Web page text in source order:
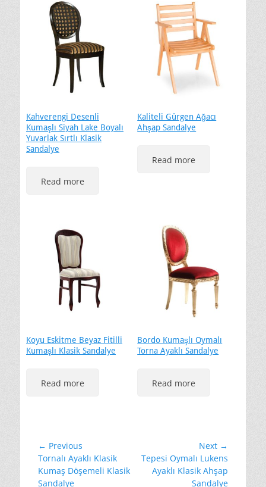
Kahverengi Desenli
Kumaşlı Siyah Lake Boyalı
Yuvarlak Sırtlı Klasik
Sandalye
Read more
Kaliteli Gürgen Ağacı
Ahşap Sandalye
Read more
Koyu Eskitme Beyaz Fitilli
Kumaşlı Klasik Sandalye
Read more
Bordo Kumaşlı Oymalı
Torna Ayaklı Sandalye
Read more
Yazı
gezinmesi
← Previous
Previous
post:
Tornalı Ayaklı Klasik
Kumaş Döşemeli Klasik
Sandalye
Next →
Next
Tepesi Oymalı Lukens
Ayaklı Klasik Ahşap
Sandalye